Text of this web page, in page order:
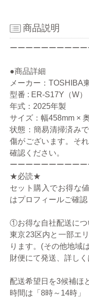
商品説明
ーーーーーーーーー
●商品詳細
メーカー：TOSHIBA
型番 : ER-S17Y（W）
年式：2025年製
サイズ：幅458mm ×
状態：簡易清掃済み
傷がございます。そ
確認ください。
ーーーーーーーーー
★必読★
セット購入でお得な
はプロフィールご確認
①お得な自社配送につ
東京23区内と一部エ
ります。(その他地域
財便にて発送、詳し
配送希望日を3候補ほ
時間は「8時～14時」